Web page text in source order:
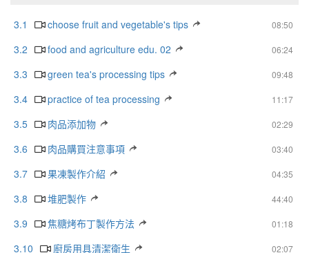
3.1 08:50
choose fruit and vegetable's tips
3.2
06:24
food and agriculture edu. 02
3.3
09:48
green tea's processing tips
3.4
11:17
practice of tea processing
3.5
02:29
肉品添加物
3.6
03:40
肉品購買注意事項
3.7
04:35
果凍製作介紹
3.8
44:40
堆肥製作
3.9
01:18
焦糖烤布丁製作方法
3.10
02:07
廚房用具清潔衛生